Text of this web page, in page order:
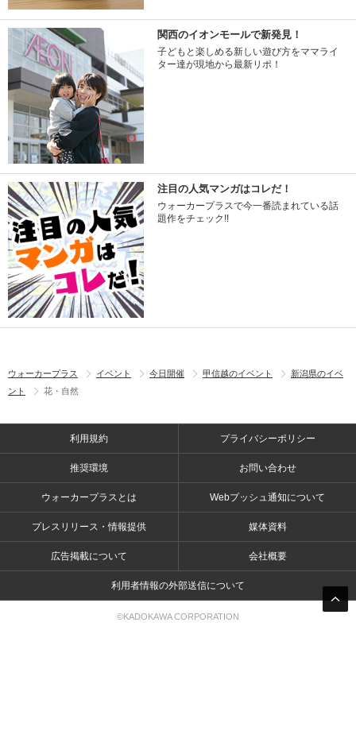
関西のイオンモールで新発見！
子どもと楽しめる新しい遊び方をママライ
ター達が現地から最新リポ！
注目の人気マンガはコレだ！
ウォーカープラスで今一番読まれている話
題作をチェック!!
ウォーカープラス イベント 今日開催 甲信越のイベント
新潟県のイベ
ント
花・自然
利用規約 プライバシーポリシー
推奨環境 お問い合わせ
ウォーカープラスとは Webプッシュ通知について
プレスリリース・情報提供 媒体資料
広告掲載について 会社概要
利用者情報の外部送信について
©KADOKAWA CORPORATION